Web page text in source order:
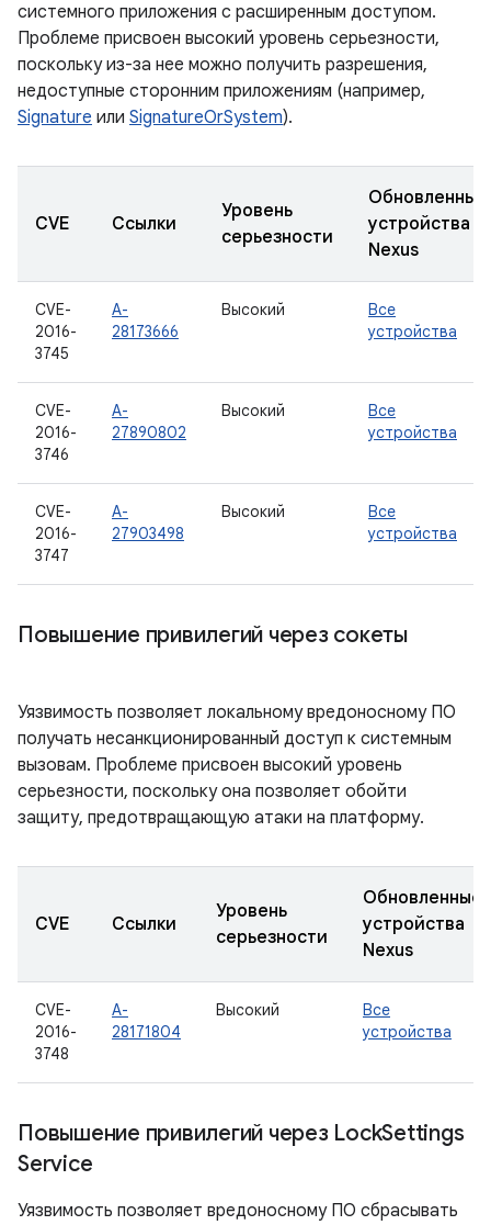
системного приложения с расширенным доступом.
Проблеме присвоен высокий уровень серьезности,
поскольку из-за нее можно получить разрешения,
недоступные сторонним приложениям (например,
Signature или SignatureOrSystem).
CVE Ссылки
Уровень
серьезности
Обновленные
устройства
Nexus
CVE-
2016-
3745
A-
28173666
Высокий
Все
устройства
CVE-
2016-
3746
A-
27890802
Высокий
Все
устройства
CVE-
2016-
3747
A-
27903498
Высокий
Все
устройства
Повышение привилегий через сокеты
Уязвимость позволяет локальному вредоносному ПО
получать несанкционированный доступ к системным
вызовам. Проблеме присвоен высокий уровень
серьезности, поскольку она позволяет обойти
защиту, предотвращающую атаки на платформу.
CVE Ссылки
Уровень
серьезности
Обновленные
устройства
Nexus
CVE-
2016-
3748
A-
28171804
Высокий
Все
устройства
Повышение привилегий через LockSettings
Service
Уязвимость позволяет вредоносному ПО сбрасывать